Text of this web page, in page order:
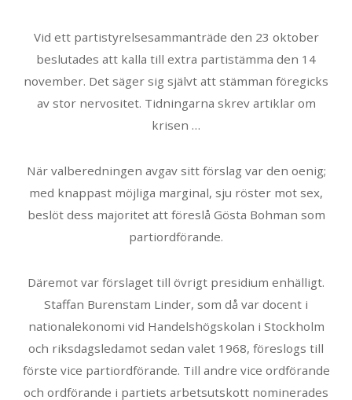
Vid ett partistyrelsesammanträde den 23 oktober
beslutades att kalla till extra partistämma den 14
november. Det säger sig självt att stämman föregicks
av stor nervositet. Tidningarna skrev artiklar om
krisen …
När valberedningen avgav sitt förslag var den oenig;
med knappast möjliga marginal, sju röster mot sex,
beslöt dess majoritet att föreslå Gösta Bohman som
partiordförande.
Däremot var förslaget till övrigt presidium enhälligt.
Staffan Burenstam Linder, som då var docent i
nationalekonomi vid Handelshögskolan i Stockholm
och riksdagsledamot sedan valet 1968, föreslogs till
förste vice partiordförande. Till andre vice ordförande
och ordförande i partiets arbetsutskott nominerades